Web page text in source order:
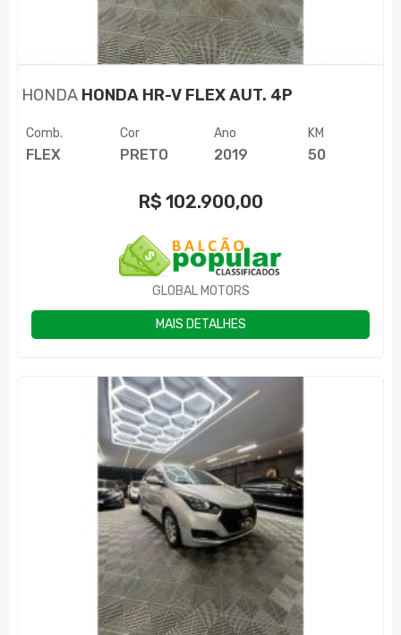
HONDA HONDA HR-V FLEX AUT. 4P
Comb.
FLEX
Cor
PRETO
Ano
2019
KM
50
R$ 102.900,00
GLOBAL MOTORS
MAIS DETALHES